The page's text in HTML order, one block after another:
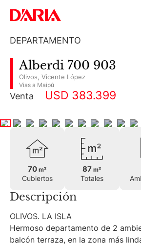
DEPARTAMENTO
Alberdi 700 903
Olivos Vicente López
Vias a Maipú
Venta USD 383.399
70m²
Cubiertos
87m²
Totales
Descripción
OLIVOS. LA ISLA
Hermoso departamento de 2
balcón terraza, en la zona más